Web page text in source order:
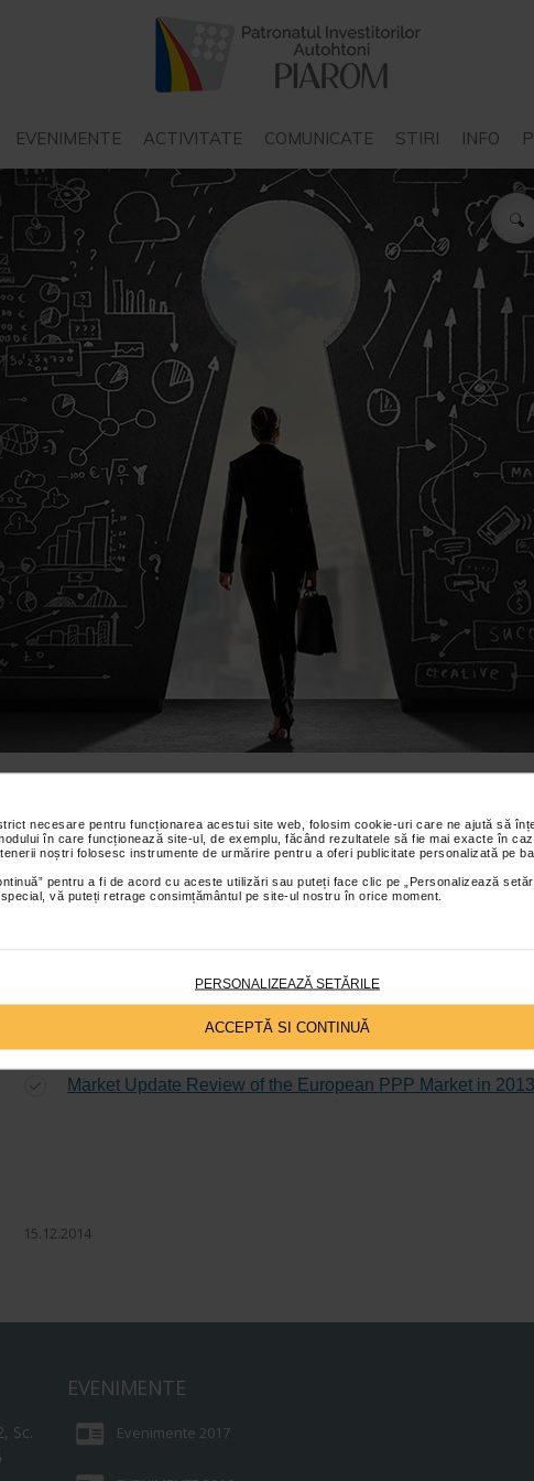
necesare pentru funcționarea acestui site web, folosim cookie-uri care ne ajută să
în care funcționează site-ul, de exemplu, făcând rezultatele să fie mai exacte în
noștri folosesc instrumente de urmărire pentru a oferi publicitate personalizată pe
pentru a fi de acord cu aceste utilizări sau puteți face clic pe „Personalizează
vă puteți retrage consimțământul pe site-ul nostru în orice moment.
PERSONALIZEAZĂ SETĂRILE
ACCEPTĂ SI CONTINUĂ
EVENIMENTE ACTIVITATE COMUNICATE
COMUNICATE PIAROM
COMUNICATE ALE ALTOR
ORGANIZATII
COMUNICATE ALE
INSTITUTIILOR DE STAT
STIRI
STIRI
STIRI
INFO
Samsung’s Approach to Increased Value Chain
The European PPP Expertise Centre (EPEC):
Financing PPPs with project bonds – Isses for public
Market Update Review of the European PPP Market in 2013
15.12.2014
Sc.
EVENIMENTE
Evenimente 2017